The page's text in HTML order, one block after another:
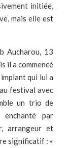
initiée,
mais elle est
Aucharou, 13
il a commencé
qui lui a
festival avec
un trio de
par
arrangeur et
significatif : «